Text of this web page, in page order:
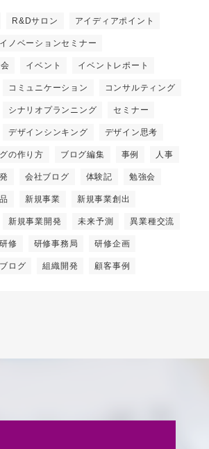
R&Dサロン アイディアポイント
イノベーションセミナー
イベント イベントレポート
コミュニケーション コンサルティング
シナリオプランニング セミナー
デザインシンキング デザイン思考
の作り方 ブログ編集 事例 人事
会社ブログ 体験記 勉強会
新規事業 新規事業創出
新規事業開発 未来予測 異業種交流
研修 研修事務局 研修企画
ログ 組織開発 顧客事例